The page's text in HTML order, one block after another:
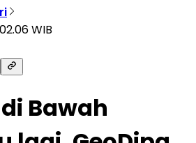
WIB
Bawah